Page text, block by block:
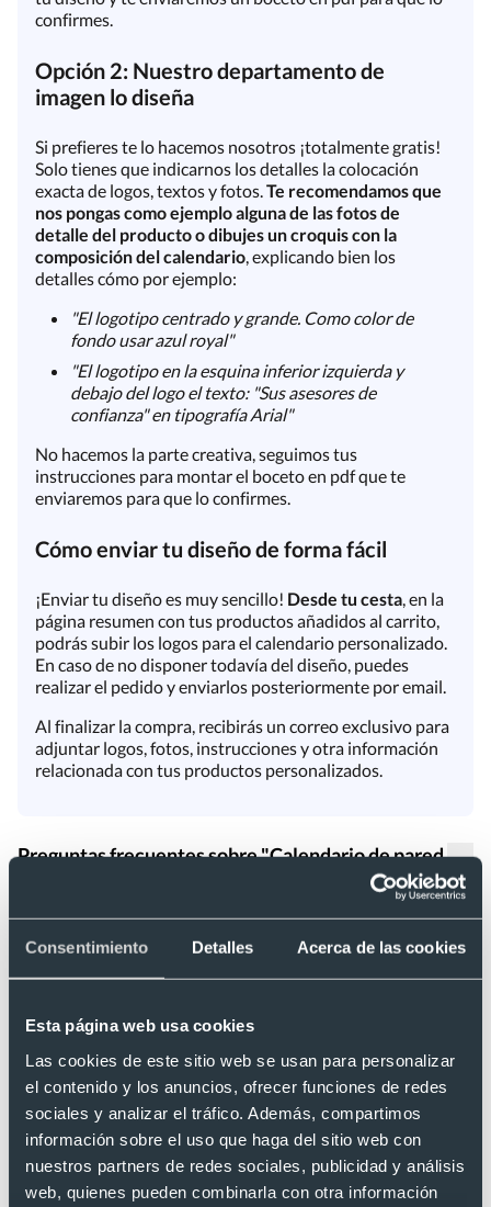
Consentimiento Detalles Acerca de las cookies
Esta página web usa cookies
Las cookies de este sitio web se usan para personalizar
el contenido y los anuncios, ofrecer funciones de redes
sociales y analizar el tráfico. Además, compartimos
información sobre el uso que haga del sitio web con
nuestros partners de redes sociales, publicidad y análisis
web, quienes pueden combinarla con otra información
confirmes.
Opción 2: Nuestro departamento de
imagen lo diseña
Si prefieres te lo hacemos nosotros ¡totalmente gratis!
Solo tienes que indicarnos los detalles la colocación
exacta de logos, textos y fotos.Te recomendamos que
nos pongas como ejemplo alguna de las fotos de
detalle del producto o dibujes un croquis con la
composición del calendario, explicando bien los
detalles cómo por ejemplo:
"El logotipo centrado y grande. Como color de
fondo usar azul royal"
"El logotipo en la esquina inferior izquierda y
debajo del logo el texto: "Sus asesores de
confianza" en tipografía Arial"
No hacemos la parte creativa, seguimos tus
instrucciones para montar el boceto en pdf que te
enviaremos para que lo confirmes.
Cómo enviar tu diseño de forma fácil
¡Enviar tu diseño es muy sencillo! Desde tu cesta, en la
página resumen con tus productos añadidos al carrito,
podrás subir los logos para el calendario personalizado.
En caso de no disponer todavía del diseño, puedes
realizar el pedido y enviarlos posteriormente por email.
Al finalizar la compra, recibirás un correo exclusivo para
adjuntar logos, fotos, instrucciones y otra información
relacionada con tus productos personalizados.
Preguntas frecuentes sobre "Calendario de pared
2026 bimensual (carátula papel - ancho: 23,5 cm)"
duda, consúltanos y te responderemos con la mayor
brevedad posible.
¿Tienes dudas sobre este producto?
Artículos relacionados con Calendario
de pared 2026 bimensual (carátula
papel - ancho: 23,5 cm)